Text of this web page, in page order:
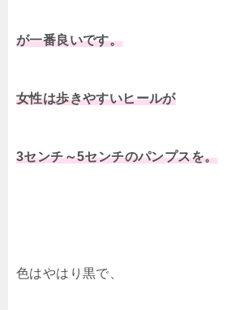
が一番良いです。
女性は歩きやすいヒールが
3センチ～5センチのパンプスを。
色はやはり黒で、